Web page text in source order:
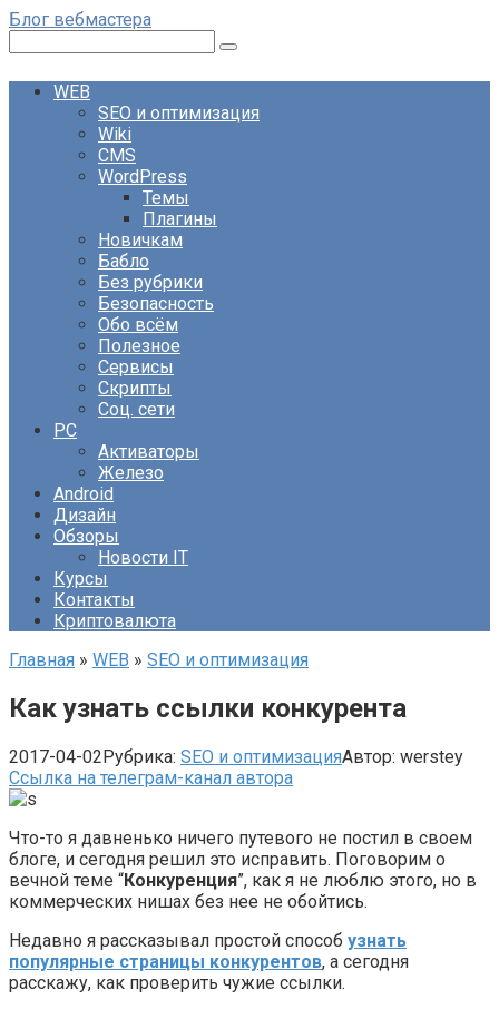
Перейти
контенту
Блог вебмастера
WEB
SEO и оптимизация
Wiki
CMS
WordPress
Темы
Плагины
Новичкам
Бабло
Без рубрики
Безопасность
Обо всём
Полезное
Сервисы
Скрипты
Соц. сети
PC
Активаторы
Железо
Android
Дизайн
Обзоры
Новости IT
Курсы
Контакты
Криптовалюта
Главная » WEB » SEO и оптимизация
Как узнать ссылки конкурента
2017-04-02Рубрика: SEO и оптимизацияАвтор: werstey
Ссылка на телеграм-канал автора
Что-то я давненько ничего путевого не постил в своем
блоге, и сегодня решил это исправить. Поговорим о
вечной теме “Конкуренция”, как я не люблю этого, но в
коммерческих нишах без нее не обойтись.
Недавно я рассказывал простой способ узнать
популярные страницы конкурентов, а сегодня
расскажу, как проверить чужие ссылки.